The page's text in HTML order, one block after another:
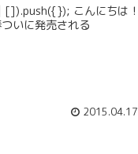
こんにちは！
いに発売される
2015.04.17